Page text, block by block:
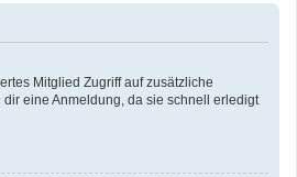
Mitglied Zugriff auf zusätzliche
eine Anmeldung, da sie schnell erledigt